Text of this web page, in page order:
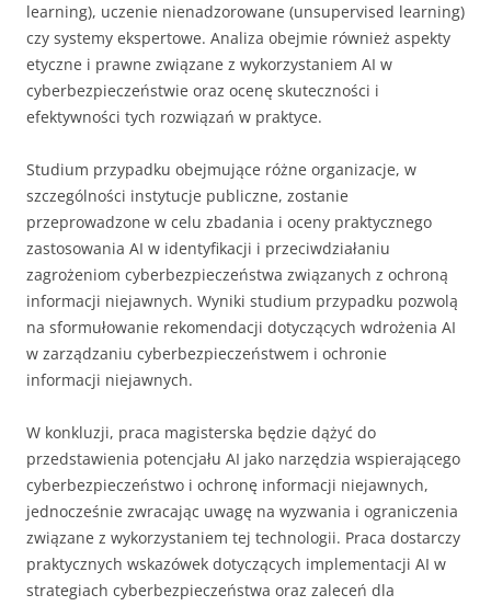
learning), uczenie nienadzorowane (unsupervised learning)
czy systemy ekspertowe. Analiza obejmie również aspekty
etyczne i prawne związane z wykorzystaniem AI w
cyberbezpieczeństwie oraz ocenę skuteczności i
efektywności tych rozwiązań w praktyce.
Studium przypadku obejmujące różne organizacje, w
szczególności instytucje publiczne, zostanie
przeprowadzone w celu zbadania i oceny praktycznego
zastosowania AI w identyfikacji i przeciwdziałaniu
zagrożeniom cyberbezpieczeństwa związanych z ochroną
informacji niejawnych. Wyniki studium przypadku pozwolą
na sformułowanie rekomendacji dotyczących wdrożenia AI
w zarządzaniu cyberbezpieczeństwem i ochronie
informacji niejawnych.
W konkluzji, praca magisterska będzie dążyć do
przedstawienia potencjału AI jako narzędzia wspierającego
cyberbezpieczeństwo i ochronę informacji niejawnych,
jednocześnie zwracając uwagę na wyzwania i ograniczenia
związane z wykorzystaniem tej technologii. Praca dostarczy
praktycznych wskazówek dotyczących implementacji AI w
strategiach cyberbezpieczeństwa oraz zaleceń dla